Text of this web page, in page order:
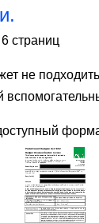
6 страниц
не